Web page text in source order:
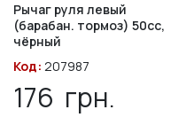
Рычаг руля левый
(барабан. тормоз) 50cc,
чёрный
Код: 207987
176 грн.